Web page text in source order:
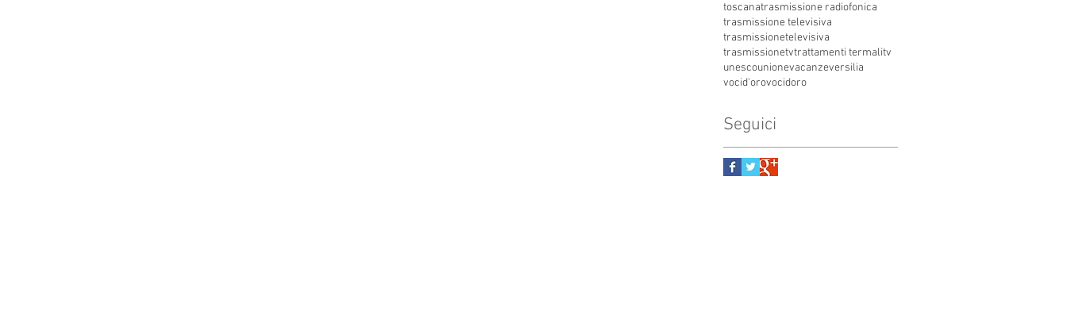
toscanatrasmissione radiofonica
trasmissione televisiva
trasmissionetelevisiva
trasmissionetvtrattamenti termalitv
unescounionevacanzeversilia
vocid'orovocidoro
Seguici